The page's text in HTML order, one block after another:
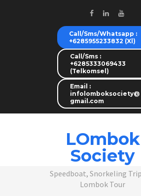
Call/Sms/Whatsapp :
+6285955233832 (Xl)
Call/Sms :
+6285333069433
(Telkomsel)
Email :
infolomboksociety@
gmail.com
LOmbok
Society
Speedboat, Snorkeling
Lombok Tour